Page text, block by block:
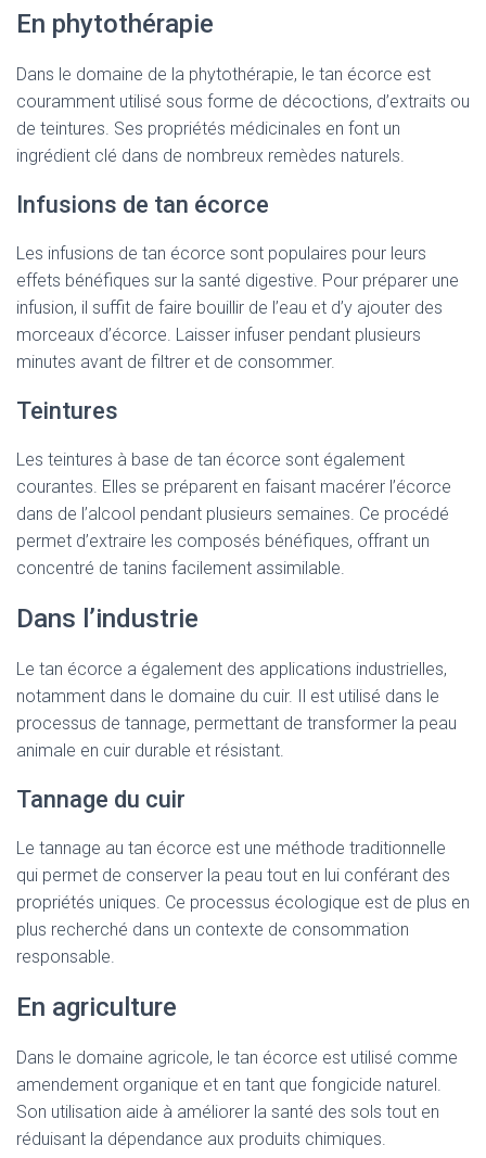
En phytothérapie
Dans le domaine de la phytothérapie, le tan écorce est
couramment utilisé sous forme de décoctions, d’extraits ou
de teintures. Ses propriétés médicinales en font un
ingrédient clé dans de nombreux remèdes naturels.
Infusions de tan écorce
Les infusions de tan écorce sont populaires pour leurs
effets bénéfiques sur la santé digestive. Pour préparer une
infusion, il suffit de faire bouillir de l’eau et d’y ajouter des
morceaux d’écorce. Laisser infuser pendant plusieurs
minutes avant de filtrer et de consommer.
Teintures
Les teintures à base de tan écorce sont également
courantes. Elles se préparent en faisant macérer l’écorce
dans de l’alcool pendant plusieurs semaines. Ce procédé
permet d’extraire les composés bénéfiques, offrant un
concentré de tanins facilement assimilable.
Dans l’industrie
Le tan écorce a également des applications industrielles,
notamment dans le domaine du cuir. Il est utilisé dans le
processus de tannage, permettant de transformer la peau
animale en cuir durable et résistant.
Tannage du cuir
Le tannage au tan écorce est une méthode traditionnelle
qui permet de conserver la peau tout en lui conférant des
propriétés uniques. Ce processus écologique est de plus en
plus recherché dans un contexte de consommation
responsable.
En agriculture
Dans le domaine agricole, le tan écorce est utilisé comme
amendement organique et en tant que fongicide naturel.
Son utilisation aide à améliorer la santé des sols tout en
réduisant la dépendance aux produits chimiques.